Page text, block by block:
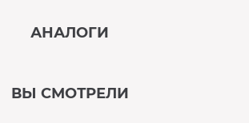
АНАЛОГИ
ВЫ СМОТРЕЛИ